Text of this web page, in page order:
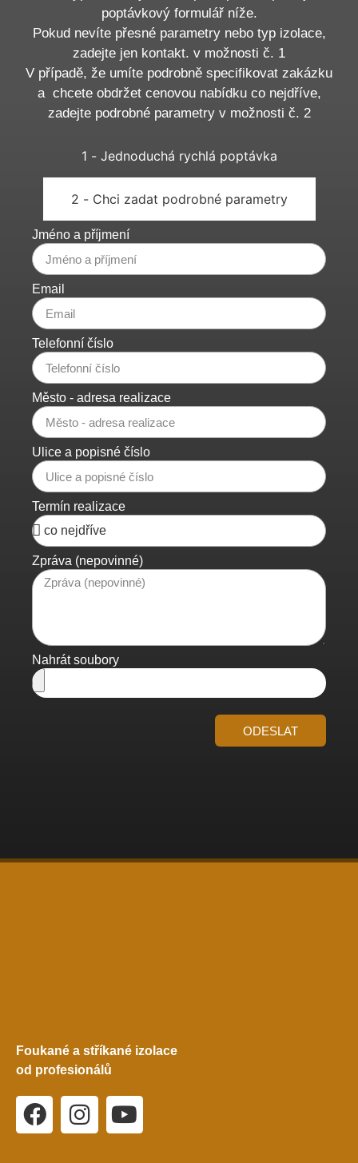
poptávkový formulář níže.
Pokud nevíte přesné parametry nebo typ izolace,
zadejte jen kontakt. v možnosti č. 1
V případě, že umíte podrobně specifikovat zakázku
a chcete obdržet cenovou nabídku co nejdříve,
zadejte podrobné parametry v možnosti č. 2
1 - Jednoduchá rychlá poptávka
2 - Chci zadat podrobné parametry
Jméno a příjmení
Email
Telefonní číslo
Město - adresa realizace
Ulice a popisné číslo
Termín realizace
Zpráva (nepovinné)
Nahrát soubory
ODESLAT
Foukané a stříkané izolace
od profesionálů